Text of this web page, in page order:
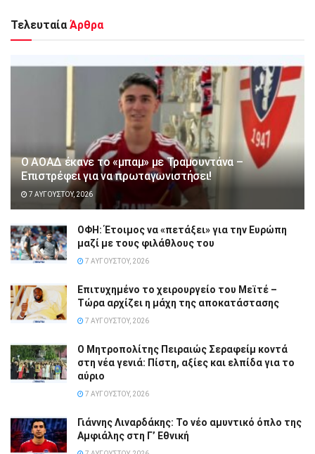
Τελευταία Άρθρα
Ο ΑΟΑΔ έκανε το «μπαμ» με Τραμουντάνα –
Επιστρέφει για να πρωταγωνιστήσει!
7 ΑΥΓΟΎΣΤΟΥ, 2026
ΟΦΗ: Έτοιμος να «πετάξει» για την Ευρώπη
μαζί με τους φιλάθλους του
7 ΑΥΓΟΎΣΤΟΥ, 2026
Επιτυχημένο το χειρουργείο του Μεϊτέ –
Τώρα αρχίζει η μάχη της αποκατάστασης
7 ΑΥΓΟΎΣΤΟΥ, 2026
Ο Μητροπολίτης Πειραιώς Σεραφείμ κοντά
στη νέα γενιά: Πίστη, αξίες και ελπίδα για το
αύριο
7 ΑΥΓΟΎΣΤΟΥ, 2026
Γιάννης Λιναρδάκης: Το νέο αμυντικό όπλο της
Αμφιάλης στη Γ’ Εθνική